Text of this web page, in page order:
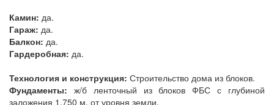
Камин: да.
Гараж: да.
Балкон: да.
Гардеробная: да.
Технология и конструкция: Строительство дома из блоков.
Фундаменты: ж/б ленточный из блоков ФБС с глубиной
заложения 1.750 м. от уровня земли.